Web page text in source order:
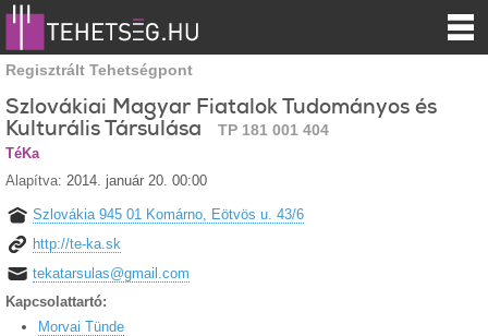
Regisztrált Tehetségpont
Szlovákiai Magyar Fiatalok Tudományos és
Kulturális Társulása
TP 181 001 404
TéKa
Alapítva: 2014. január 20. 00:00
Szlovákia 945 01 Komárno, Eötvös u. 43/6
http://te-ka.sk
tekatarsulas@gmail.com
Kapcsolattartó:
Morvai Tünde